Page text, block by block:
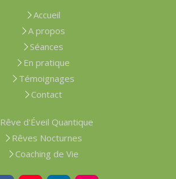
Accueil
A propos
Séances
En pratique
Témoignages
Contact
Rêve d'Éveil Quantique
Rêves Nocturnes
Coaching de Vie